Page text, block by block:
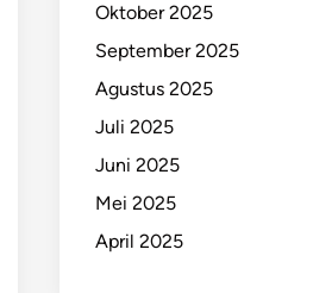
Oktober 2025
September 2025
Agustus 2025
Juli 2025
Juni 2025
Mei 2025
April 2025